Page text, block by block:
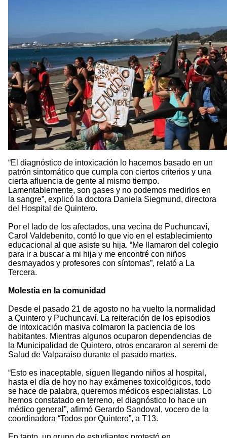
“El diagnóstico de intoxicación lo hacemos basado en un
patrón sintomático que cumpla con ciertos criterios y una
cierta afluencia de gente al mismo tiempo.
Lamentablemente, son gases y no podemos medirlos en
la sangre”, explicó la doctora Daniela Siegmund, directora
del Hospital de Quintero.
Por el lado de los afectados, una vecina de Puchuncaví,
Carol Valdebenito, contó lo que vio en el establecimiento
educacional al que asiste su hija. “Me llamaron del colegio
para ir a buscar a mi hija y me encontré con niños
desmayados y profesores con síntomas”, relató a La
Tercera.
Molestia en la comunidad
Desde el pasado 21 de agosto no ha vuelto la normalidad
a Quintero y Puchuncaví. La reiteración de los episodios
de intoxicación masiva colmaron la paciencia de los
habitantes. Mientras algunos ocuparon dependencias de
la Municipalidad de Quintero, otros encararon al seremi de
Salud de Valparaíso durante el pasado martes.
“Esto es inaceptable, siguen llegando niños al hospital,
hasta el día de hoy no hay exámenes toxicológicos, todo
se hace de palabra, queremos médicos especialistas. Lo
hemos constatado en terreno, el diagnóstico lo hace un
médico general”, afirmó Gerardo Sandoval, vocero de la
coordinadora “Todos por Quintero”, a T13.